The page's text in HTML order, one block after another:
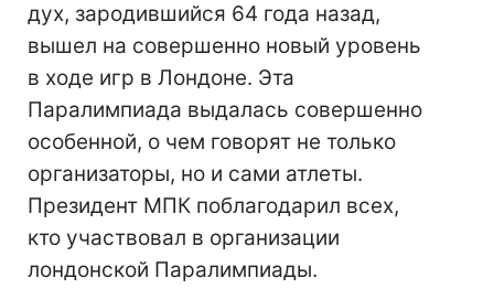
дух, зародившийся 64 года назад,
вышел на совершенно новый уровень
в ходе игр в Лондоне. Эта
Паралимпиада выдалась совершенно
особенной, о чем говорят не только
организаторы, но и сами атлеты.
Президент МПК поблагодарил всех,
кто участвовал в организации
лондонской Паралимпиады.